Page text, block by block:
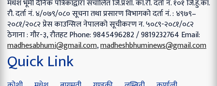
मधेश भूमी दैनिक पत्रिकाद्वारा संचालितजि.प्रशा. का.रौ. दर्ता नं. १०१जि.हु.का.
रौ. दर्ता नं. ४/०७९/०८०सूचना तथा प्रसारण विभागको दर्ता नं. : ४९७९–
२०८१/२०८२प्रेस काउन्सिल नेपालको सूचीकरण न. ५०८९-२०८१/०८२
ठेगाना : गौर-३, रौतहटPhone: 9845496282 / 9819232764 Email:
madhesabhumi@gmail.com,madheshbhuminews@gmail.com
Quick Link